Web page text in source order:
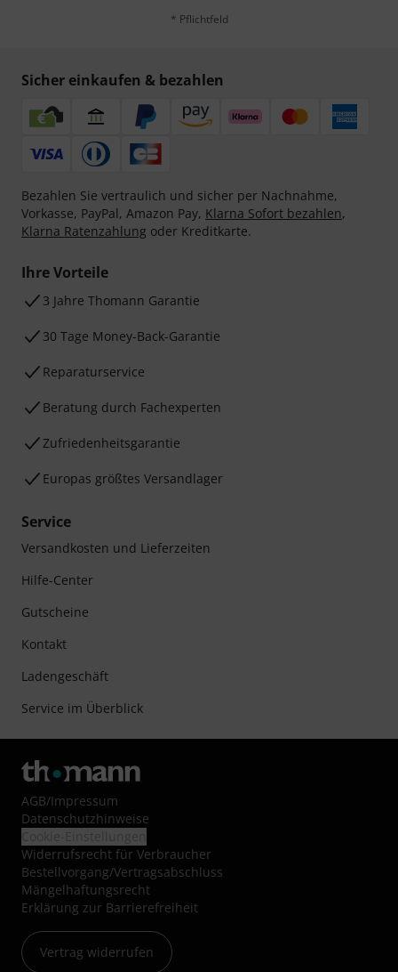
* Pflichtfeld
Sicher einkaufen & bezahlen
Bezahlen Sie vertraulich und sicher per Nachnahme,
Vorkasse, PayPal, Amazon Pay, Klarna Sofort bezahlen,
Klarna Ratenzahlung oder Kreditkarte.
Ihre Vorteile
3 Jahre Thomann Garantie
30 Tage Money-Back-Garantie
Reparaturservice
Beratung durch Fachexperten
Zufriedenheitsgarantie
Europas größtes Versandlager
Service
Versandkosten und Lieferzeiten
Hilfe-Center
Gutscheine
Kontakt
Ladengeschäft
Service im Überblick
AGB/Impressum
Datenschutzhinweise
Widerrufsrecht für Verbraucher
Bestellvorgang/Vertragsabschluss
Mängelhaftungsrecht
Erklärung zur Barrierefreiheit
Vertrag widerrufen